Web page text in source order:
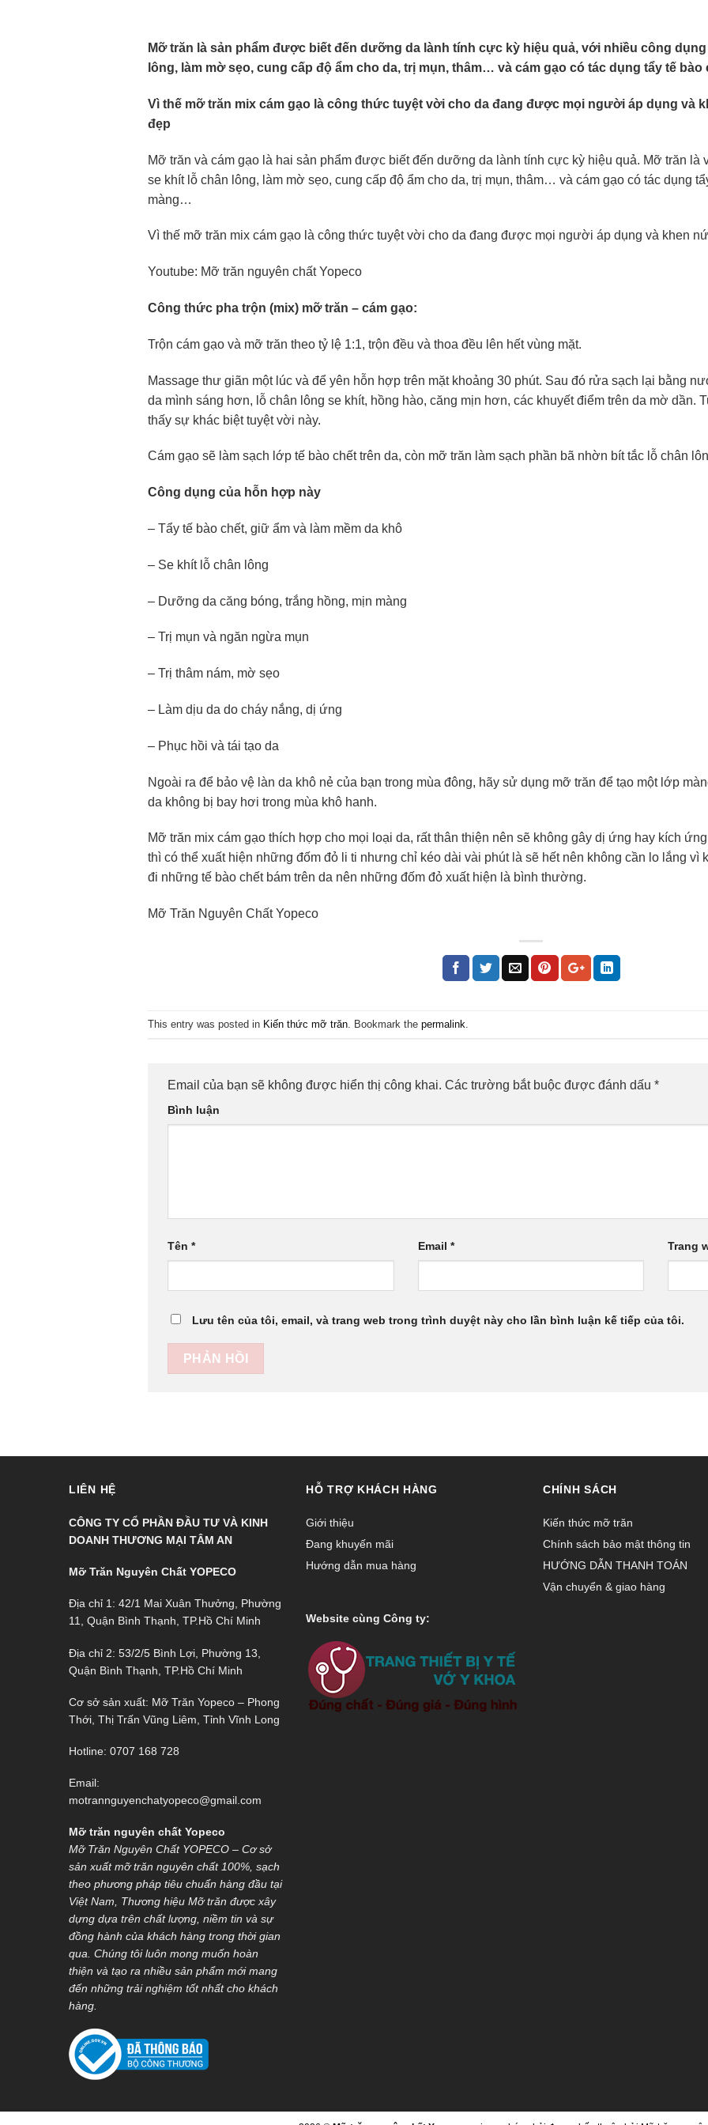
Mỡ trăn là sản phẩm được biết đến dưỡng da lành tính cực kỳ hiệu quả, với nhiều công
lông, làm mờ sẹo, cung cấp độ ẩm cho da, trị mụn, thâm… và cám gạo có tác dụng tẩy tế
Vì thế mỡ trăn mix cám gạo là công thức tuyệt vời cho da đang được mọi người áp dụng và
đẹp
Mỡ trăn và cám gạo là hai sản phẩm được biết đến dưỡng da lành tính cực kỳ hiệu quả. Mỡ trăn
se khít lỗ chân lông, làm mờ sẹo, cung cấp độ ẩm cho da, trị mụn, thâm… và cám gạo có tác dụng
màng…
Vì thế mỡ trăn mix cám gạo là công thức tuyệt vời cho da đang được mọi người áp dụng và khen
Youtube: Mỡ trăn nguyên chất Yopeco
Công thức pha trộn (mix) mỡ trăn – cám gạo:
Trộn cám gạo và mỡ trăn theo tỷ lệ 1:1, trộn đều và thoa đều lên hết vùng mặt.
Massage thư giãn một lúc và để yên hỗn hợp trên mặt khoảng 30 phút. Sau đó rửa sạch lại bằng
da mình sáng hơn, lỗ chân lông se khít, hồng hào, căng mịn hơn, các khuyết điểm trên da mờ dần.
thấy sự khác biệt tuyệt vời này.
Cám gạo sẽ làm sạch lớp tế bào chết trên da, còn mỡ trăn làm sạch phần bã nhờn bít tắc lỗ chân
Công dụng của hỗn hợp này
– Tẩy tế bào chết, giữ ẩm và làm mềm da khô
– Se khít lỗ chân lông
– Dưỡng da căng bóng, trắng hồng, mịn màng
– Trị mụn và ngăn ngừa mụn
– Trị thâm nám, mờ sẹo
– Làm dịu da do cháy nắng, dị ứng
– Phục hồi và tái tạo da
Ngoài ra để bảo vệ làn da khô nẻ của bạn trong mùa đông, hãy sử dụng mỡ trăn để tạo một lớp
da không bị bay hơi trong mùa khô hanh.
Mỡ trăn mix cám gạo thích hợp cho mọi loại da, rất thân thiện nên sẽ không gây dị ứng hay kích
thì có thể xuất hiện những đốm đỏ li ti nhưng chỉ kéo dài vài phút là sẽ hết nên không cần lo lắng vì
đi những tế bào chết bám trên da nên những đốm đỏ xuất hiện là bình thường.
Mỡ Trăn Nguyên Chất Yopeco
This entry was posted in Kiến thức mỡ trăn . Bookmark the permalink
Email của bạn sẽ không được hiển thị công khai. Các trường bắt buộc được đánh dấu *
Bình luận
Tên * Email * Trang
Lưu tên của tôi, email, và trang web trong trình duyệt này cho lần bình luận kế tiếp của tôi.
LIÊN HỆ
CÔNG TY CỔ PHẦN ĐẦU TƯ VÀ KINH
DOANH THƯƠNG MẠI TÂM AN
Mỡ Trăn Nguyên Chất YOPECO
Địa chỉ 1: 42/1 Mai Xuân Thưởng, Phường
11, Quận Bình Thạnh, TP.Hồ Chí Minh
Địa chỉ 2: 53/2/5 Bình Lợi, Phường 13,
Quận Bình Thạnh, TP.Hồ Chí Minh
Cơ sở sản xuất: Mỡ Trăn Yopeco – Phong
Thới, Thị Trấn Vũng Liêm, Tỉnh Vĩnh Long
Hotline: 0707 168 728
Email:
motrannguyenchatyopeco@gmail.com
Mỡ trăn nguyên chất Yopeco
Mỡ Trăn Nguyên Chất YOPECO – Cơ sở
sản xuất mỡ trăn nguyên chất 100%, sạch
theo phương pháp tiêu chuẩn hàng đầu tại
Việt Nam, Thương hiệu Mỡ trăn được xây
dựng dựa trên chất lượng, niềm tin và sự
đồng hành của khách hàng trong thời gian
qua. Chúng tôi luôn mong muốn hoàn
thiện và tạo ra nhiều sản phẩm mới mang
đến những trải nghiệm tốt nhất cho khách
hàng.
HỖ TRỢ KHÁCH HÀNG
Giới thiệu
Đang khuyến mãi
Hướng dẫn mua hàng
Website cùng Công ty:
CHÍNH SÁCH
Kiến thức mỡ trăn
Chính sách bảo mật thông tin
HƯỚNG DẪN THANH TOÁN
Vận chuyển & giao hàng